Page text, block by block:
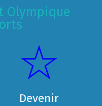
Olympique
Devenir